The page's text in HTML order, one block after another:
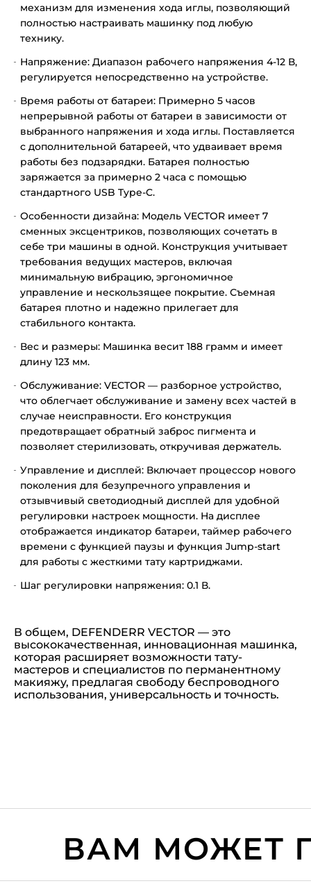
механизм для изменения хода иглы, позволяющий
полностью настраивать машинку под любую
технику.
Напряжение: Диапазон рабочего напряжения 4-12 В,
регулируется непосредственно на устройстве.
Время работы от батареи: Примерно 5 часов
непрерывной работы от батареи в зависимости от
выбранного напряжения и хода иглы. Поставляется
с дополнительной батареей, что удваивает время
работы без подзарядки. Батарея полностью
заряжается за примерно 2 часа с помощью
стандартного USB Type-C.
Особенности дизайна: Модель VECTOR имеет 7
сменных эксцентриков, позволяющих сочетать в
себе три машины в одной. Конструкция учитывает
требования ведущих мастеров, включая
минимальную вибрацию, эргономичное
управление и нескользящее покрытие. Съемная
батарея плотно и надежно прилегает для
стабильного контакта.
Вес и размеры: Машинка весит 188 грамм и имеет
длину 123 мм.
Обслуживание: VECTOR — разборное устройство,
что облегчает обслуживание и замену всех частей в
случае неисправности. Его конструкция
предотвращает обратный заброс пигмента и
позволяет стерилизовать, откручивая держатель.
Управление и дисплей: Включает процессор нового
поколения для безупречного управления и
отзывчивый светодиодный дисплей для удобной
регулировки настроек мощности. На дисплее
отображается индикатор батареи, таймер рабочего
времени с функцией паузы и функция Jump-start
для работы с жесткими тату картриджами.
Шаг регулировки напряжения: 0.1 В.
В общем, DEFENDERR VECTOR — это
высококачественная, инновационная машинка,
которая расширяет возможности тату-
мастеров и специалистов по перманентному
макияжу, предлагая свободу беспроводного
использования, универсальность и точность.
ВАМ МОЖЕТ